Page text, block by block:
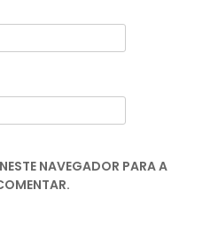
NAVEGADOR PARA A